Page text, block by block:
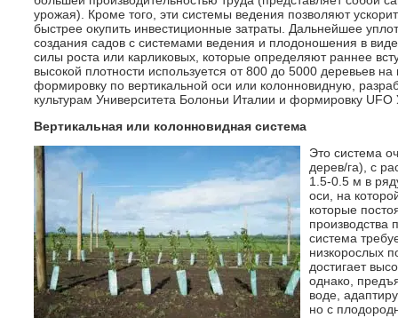
урожая). Кроме того, эти системы ведения позволяют
быстрее окупить инвестиционные затраты. Дальнейшее
создания садов с системами ведения и плодоношения в
силы роста или карликовых, которые определяют раннее
высокой плотности используется от 800 до 5000 деревьев
формировку по вертикальной оси или колонновидную,
культурам Университета Болоньи Италии и формировку
Вертикальная или колонновидная система
Это система
дерев/га), с
1.5-0.5 м в
оси, на
которые
производства
система
низкорослых
достигает
однако,
воде,
но с